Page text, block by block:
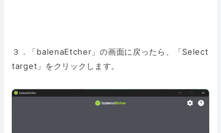
３．「balenaEtcher」の画面に戻ったら、「Select
target」をクリックします。